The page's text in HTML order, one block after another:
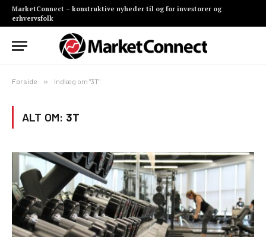
MarketConnect – konstruktive nyheder til og for investorer og
erhvervsfolk
Forside » Indlæg om "3T"
ALT OM: 3T